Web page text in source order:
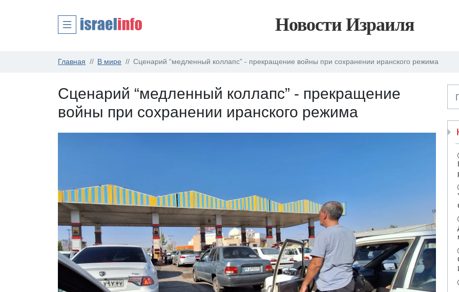
Новости Израиля
Главная В мире Сценарий “медленный коллапс” - прекращение войны при сохранении иранского режима
Сценарий “медленный коллапс” - прекращение
войны при сохранении иранского режима